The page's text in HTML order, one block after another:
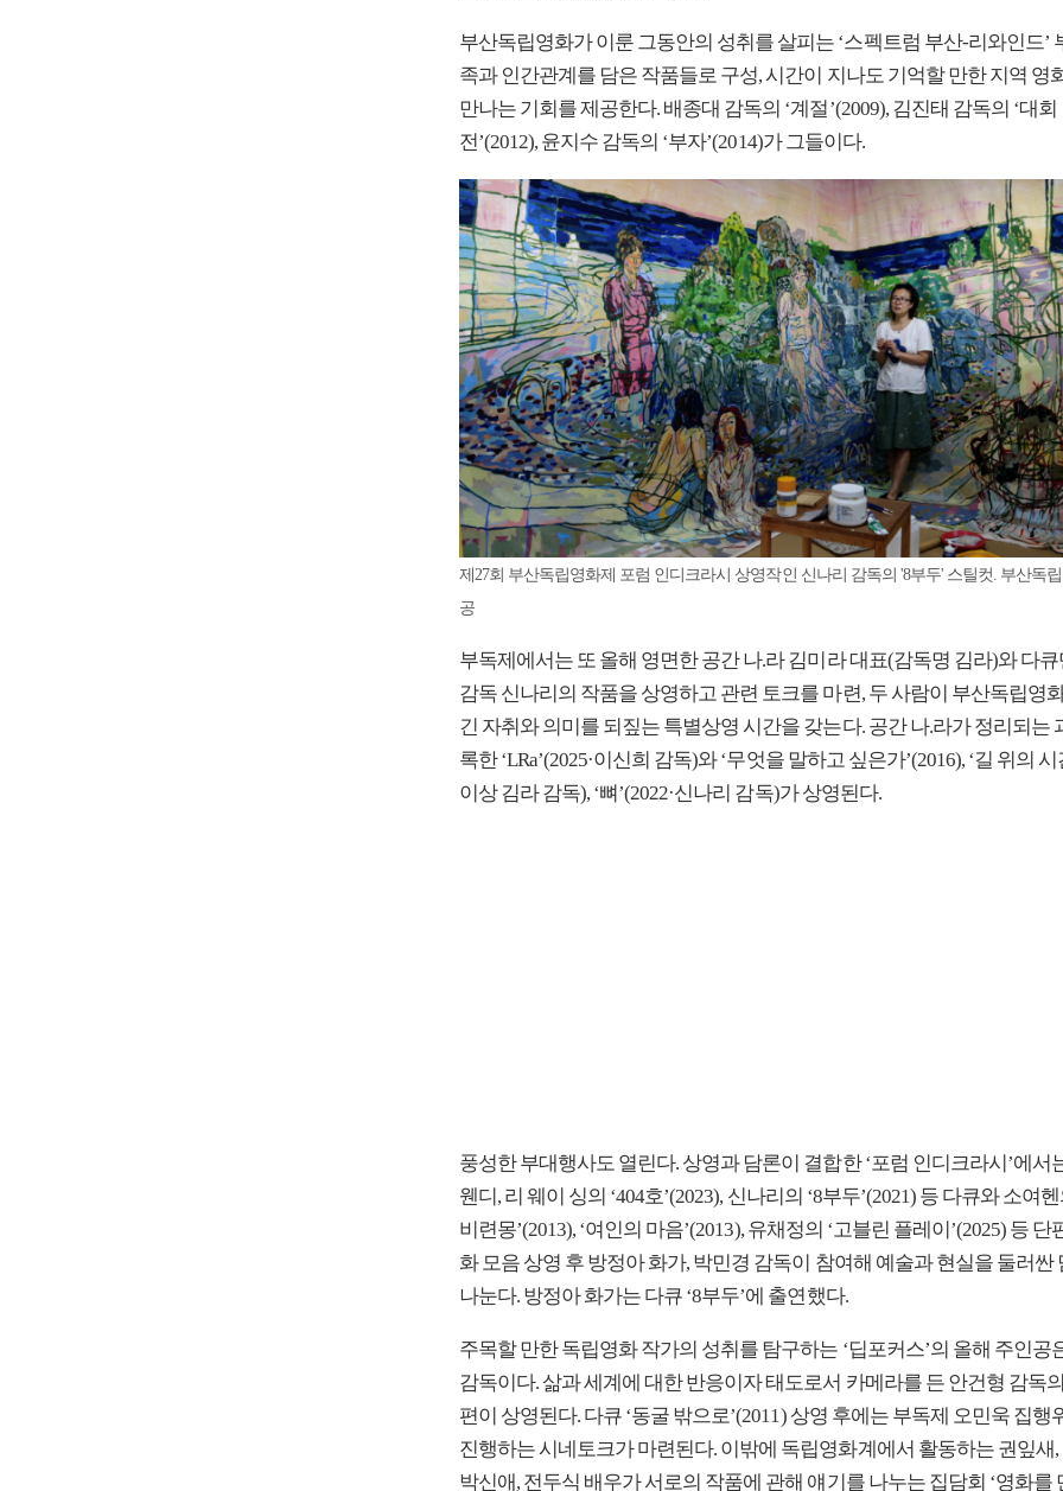
부산독립영화가 이룬 그동안의 성취를 살피는 ‘스펙트럼 부산-리와인드’
족과 인간관계를 담은 작품들로 구성, 시간이 지나도 기억할 만한 지역 영
만나는 기회를 제공한다. 배종대 감독의 ‘계절’(2009), 김진태 감독의 ‘대회
전’(2012), 윤지수 감독의 ‘부자’(2014)가 그들이다.
제27회 부산독립영화제 포럼 인디크라시 상영작인 신나리 감독의 '8부두' 스틸컷. 부산독
공
부독제에서는 또 올해 영면한 공간 나.라 김미라 대표(감독명 김라)와 다
감독 신나리의 작품을 상영하고 관련 토크를 마련, 두 사람이 부산독립영
긴 자취와 의미를 되짚는 특별상영 시간을 갖는다. 공간 나.라가 정리되는
록한 ‘LRa’(2025·이신희 감독)와 ‘무엇을 말하고 싶은가’(2016), ‘길 위의 시
이상 김라 감독), ‘뼈’(2022·신나리 감독)가 상영된다.
풍성한 부대행사도 열린다. 상영과 담론이 결합한 ‘포럼 인디크라시’에서
웬디, 리 웨이 싱의 ‘404호’(2023), 신나리의 ‘8부두’(2021) 등 다큐와 소여
비련몽’(2013), ‘여인의 마음’(2013), 유채정의 ‘고블린 플레이’(2025) 등 단
화 모음 상영 후 방정아 화가, 박민경 감독이 참여해 예술과 현실을 둘러싼
나눈다. 방정아 화가는 다큐 ‘8부두’에 출연했다.
주목할 만한 독립영화 작가의 성취를 탐구하는 ‘딥포커스’의 올해 주인공
감독이다. 삶과 세계에 대한 반응이자 태도로서 카메라를 든 안건형 감독
편이 상영된다. 다큐 ‘동굴 밖으로’(2011) 상영 후에는 부독제 오민욱 집행
진행하는 시네토크가 마련된다. 이밖에 독립영화계에서 활동하는 권잎새,
박신애, 전두식 배우가 서로의 작품에 관해 얘기를 나누는 집담회 ‘영화를